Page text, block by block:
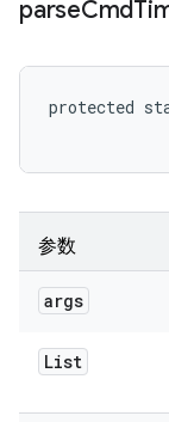
parseCmd
protected
参数
args
List